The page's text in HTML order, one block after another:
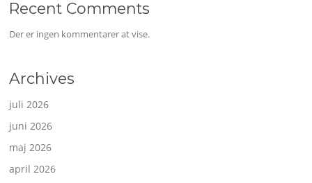
Recent Comments
Der er ingen kommentarer at vise.
Archives
juli 2026
juni 2026
maj 2026
april 2026